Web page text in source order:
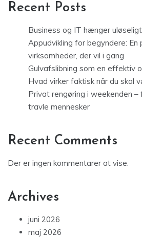
Recent Posts
Business og IT hænger
Appudvikling for begyndere: En
virksomheder, der vil i gang
Gulvafslibning som en effektiv
Hvad virker faktisk når du skal
Privat rengøring i weekenden –
travle mennesker
Recent Comments
Der er ingen kommentarer at vise.
Archives
juni 2026
maj 2026